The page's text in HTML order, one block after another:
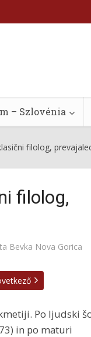
– Szlovénia
filolog,
filolog,
Bevka Nova Gorica
Po ljudski
in po maturi